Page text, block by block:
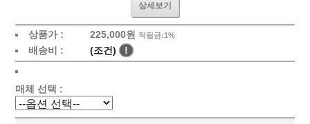
상세보기
상품가 : 225,000원 적립금:1%
배송비 : (조건) !
매체 선택 :